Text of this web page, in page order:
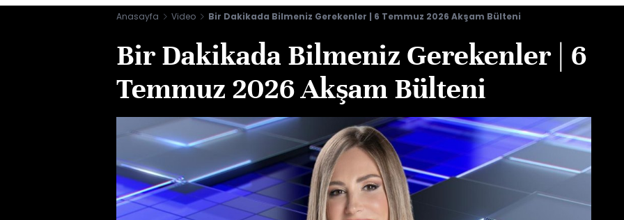
Anasayfa Video Bir Dakikada Bilmeniz Gerekenler | 6 Temmuz 2026 Akşam Bülteni
Bir Dakikada Bilmeniz Gerekenler | 6
Temmuz 2026 Akşam Bülteni